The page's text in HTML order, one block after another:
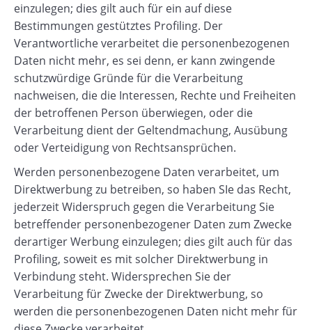
einzulegen; dies gilt auch für ein auf diese
Bestimmungen gestütztes Profiling. Der
Verantwortliche verarbeitet die personenbezogenen
Daten nicht mehr, es sei denn, er kann zwingende
schutzwürdige Gründe für die Verarbeitung
nachweisen, die die Interessen, Rechte und Freiheiten
der betroffenen Person überwiegen, oder die
Verarbeitung dient der Geltendmachung, Ausübung
oder Verteidigung von Rechtsansprüchen.
Werden personenbezogene Daten verarbeitet, um
Direktwerbung zu betreiben, so haben SIe das Recht,
jederzeit Widerspruch gegen die Verarbeitung Sie
betreffender personenbezogener Daten zum Zwecke
derartiger Werbung einzulegen; dies gilt auch für das
Profiling, soweit es mit solcher Direktwerbung in
Verbindung steht. Widersprechen Sie der
Verarbeitung für Zwecke der Direktwerbung, so
werden die personenbezogenen Daten nicht mehr für